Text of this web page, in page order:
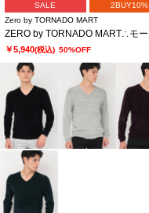
SALE
2BUY10%
Zero by TORNADO MART
￥5,940(税込) 50%OFF